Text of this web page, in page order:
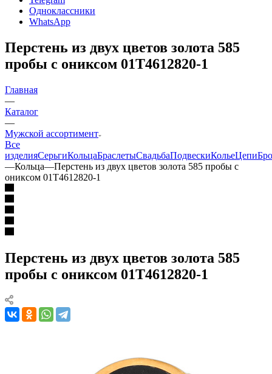
Одноклассники
WhatsApp
Перстень из двух цветов золота 585
пробы с ониксом 01Т4612820-1
Главная
—
Каталог
—
Мужской ассортимент
Все
изделияСерьгиКольцаБраслетыСвадьбаПодвескиКольеЦепи
—Кольца—Перстень из двух цветов золота 585 пробы с
ониксом 01Т4612820-1
Перстень из двух цветов золота 585
пробы с ониксом 01Т4612820-1